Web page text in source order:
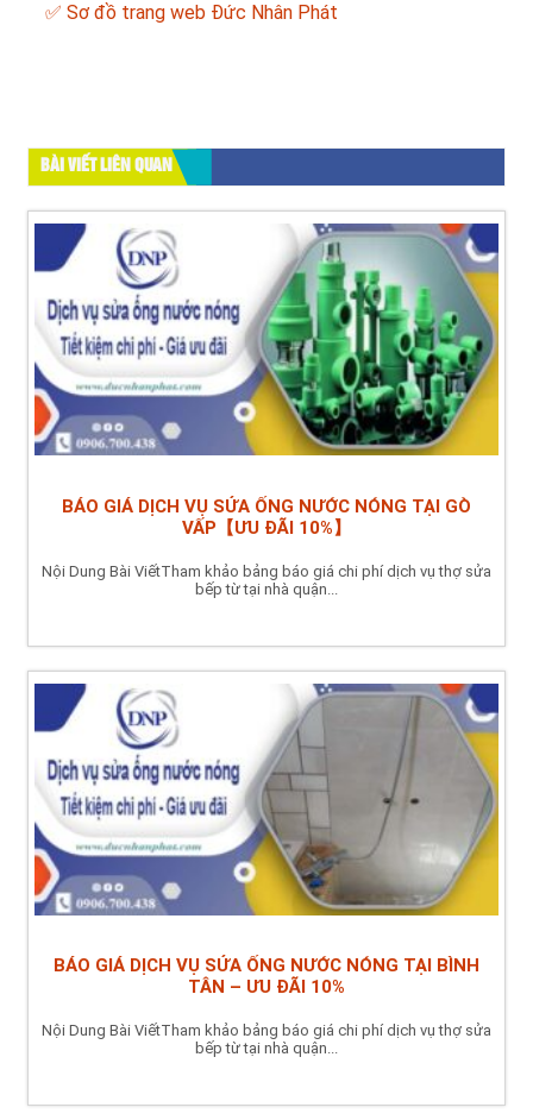
✅ Sơ đồ trang web Đức Nhân Phát
BÀI VIẾT LIÊN QUAN
BÁO GIÁ DỊCH VỤ SỬA ỐNG NƯỚC NÓNG TẠI GÒ
VẤP【ƯU ĐÃI 10%】
Nội Dung Bài ViếtTham khảo bảng báo giá chi phí dịch vụ thợ sửa
bếp từ tại nhà quận...
BÁO GIÁ DỊCH VỤ SỬA ỐNG NƯỚC NÓNG TẠI BÌNH
TÂN – ƯU ĐÃI 10%
Nội Dung Bài ViếtTham khảo bảng báo giá chi phí dịch vụ thợ sửa
bếp từ tại nhà quận...